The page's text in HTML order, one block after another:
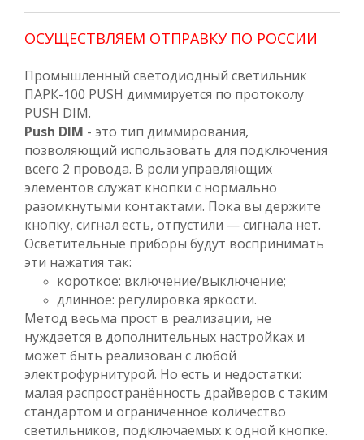
ОСУЩЕСТВЛЯЕМ ОТПРАВКУ ПО РОССИИ
Промышленный светодиодный светильник
ПАРК-100 PUSH диммируется по протоколу
PUSH DIM.
Push DIM - это тип диммирования,
позволяющий использовать для подключения
всего 2 провода. В роли управляющих
элементов служат кнопки с нормально
разомкнутыми контактами. Пока вы держите
кнопку, сигнал есть, отпустили — сигнала нет.
Осветительные приборы будут воспринимать
эти нажатия так:
короткое: включение/выключение;
длинное: регулировка яркости.
Метод весьма прост в реализации, не
нуждается в дополнительных настройках и
может быть реализован с любой
электрофурнитурой. Но есть и недостатки:
малая распространённость драйверов с таким
стандартом и ограниченное количество
светильников, подключаемых к одной кнопке.